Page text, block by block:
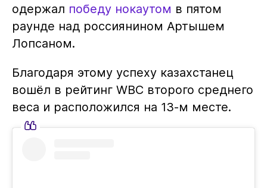
одержал победу нокаутом в пятом
раунде над россиянином Артышем
Лопсаном.
Благодаря этому успеху казахстанец
вошёл в рейтинг WBC второго среднего
веса и расположился на 13-м месте.